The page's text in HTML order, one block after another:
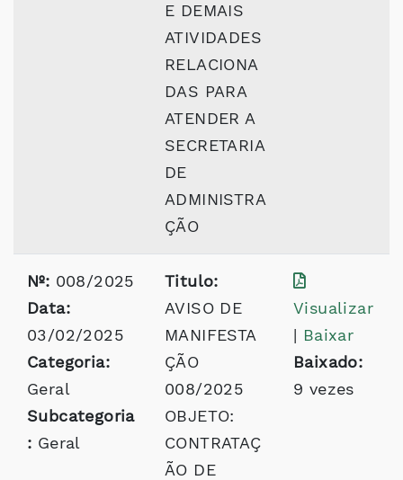
E DEMAIS
ATIVIDADES
RELACIONA
DAS PARA
ATENDER A
SECRETARIA
DE
ADMINISTRA
ÇÃO
Nº: 008/2025
Data:
03/02/2025
Categoria:
Geral
Subcategoria
: Geral
Titulo:
AVISO DE
MANIFESTA
ÇÃO
008/2025
OBJETO:
CONTRATAÇ
ÃO DE
Visualizar
| Baixar
Baixado:
9 vezes